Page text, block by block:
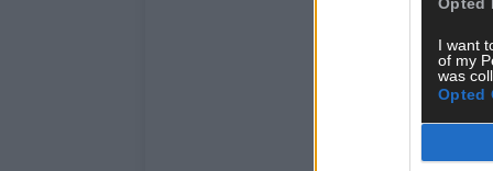
I want
of my
was
Opted